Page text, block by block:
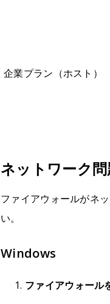
企業プラン（ホスト）
ネットワーク
ファイアウォールがネ
い。
Windows
ファイアウォール